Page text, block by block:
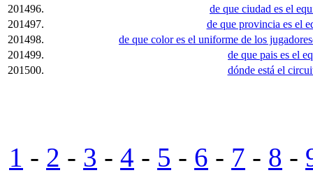
201496.
de que ciudad es el
201497.
de que provincia es el
201498.
de que color es el uniforme de los
201499.
de que pais es el
201500.
dónde está el
1 - 2 - 3 - 4 - 5 - 6 - 7 - 8 -